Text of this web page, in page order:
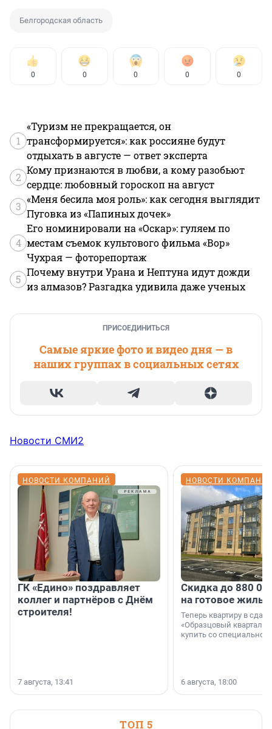
Белгородская область
0 0 0 0 0
1
«Туризм не прекращается, он
трансформируется»: как россияне будут
отдыхать в августе — ответ эксперта
2
Кому признаются в любви, а кому разобьют
сердце: любовный гороскоп на август
3
«Меня бесила моя роль»: как сегодня выглядит
Пуговка из «Папиных дочек»
4
Его номинировали на «Оскар»: гуляем по
местам съемок культового фильма «Вор»
Чухрая — фоторепортаж
5
Почему внутри Урана и Нептуна идут дожди
из алмазов? Разгадка удивила даже ученых
ПРИСОЕДИНИТЬСЯ
Самые яркие фото и видео дня — в
наших группах в социальных сетях
Новости СМИ2
НОВОСТИ КОМПАНИЙ
ГК «Едино» поздравляет
коллег и партнёров с Днём
строителя!
7 августа, 13:41
НОВОСТИ
Скидка до 880
на готовое
Теперь квартиру в
«Образцовый квартал
купить со специальной
6 августа, 18:00
ТОП 5